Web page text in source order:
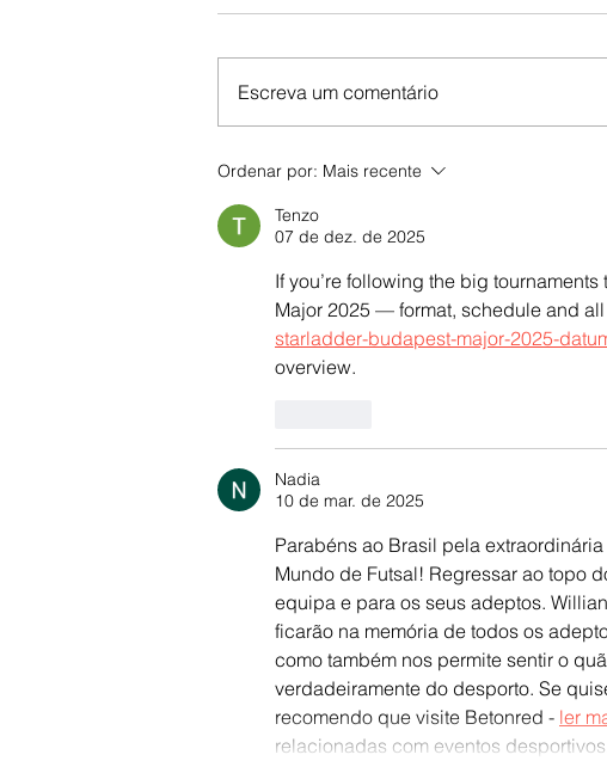
Escreva um comentário
Ordenar por: Mais recente
Tenzo
07 de dez. de 2025
If you’re following the big
Major 2025 — format, schedule and
starladder-budapest-major-2025-
overview.
Nadia
10 de mar. de 2025
Parabéns ao Brasil pela
Mundo de Futsal! Regressar ao topo
equipa e para os seus adeptos.
ficarão na memória de todos os
como também nos permite sentir o
verdadeiramente do desporto. Se
recomendo que visite Betonred - ler
relacionadas com eventos